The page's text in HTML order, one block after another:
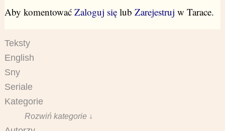
Aby komentować Zaloguj sięlub Zarejestruj w Tarace.
Teksty
English
Sny
Seriale
Kategorie
Rozwiń kategorie ↓